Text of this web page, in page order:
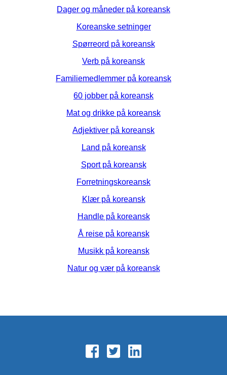
Dager og måneder på koreansk
Koreanske setninger
Spørreord på koreansk
Verb på koreansk
Familiemedlemmer på koreansk
60 jobber på koreansk
Mat og drikke på koreansk
Adjektiver på koreansk
Land på koreansk
Sport på koreansk
Forretningskoreansk
Klær på koreansk
Handle på koreansk
Å reise på koreansk
Musikk på koreansk
Natur og vær på koreansk